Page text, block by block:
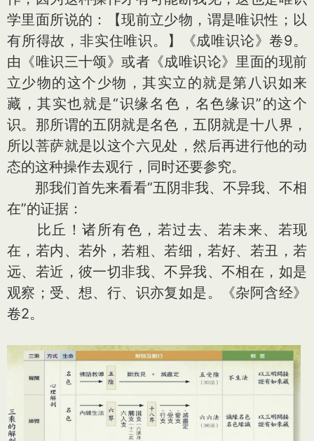
学里面所说的：【现前立少物，谓是唯识性；以
有所得故，非实住唯识。】《成唯识论》卷9。
由《唯识三十颂》或者《成唯识论》里面的现前
立少物的这个少物，其实立的就是第八识如来
藏，其实也就是“识缘名色，名色缘识”的这个
识。那所谓的五阴就是名色，五阴就是十八界，
所以菩萨就是以这个六见处，然后再进行他的动
态的这种操作去观行，同时还要参究。
那我们首先来看看“五阴非我、不异我、不相
在”的证据：
比丘！诸所有色，若过去、若未来、若现
在，若内、若外，若粗、若细，若好、若丑，若
远、若近，彼一切非我、不异我、不相在，如是
观察；受、想、行、识亦复如是。《杂阿含经》
卷2。